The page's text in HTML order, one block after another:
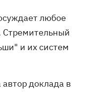
любое
Стремительный
и их систем
доклада в